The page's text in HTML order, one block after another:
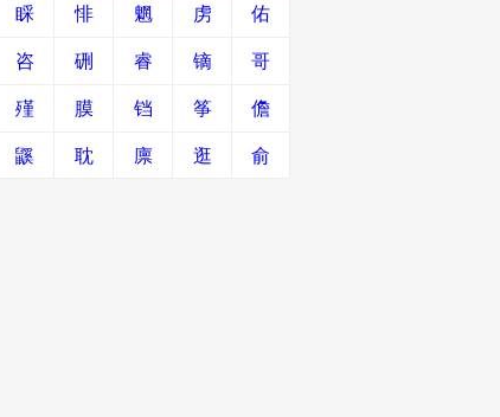
睬 悱 魍 虏 佑
咨 硎 睿 镝 哥
殣 膜 铛 筝 儋
鼷 耽 廪 逛 俞